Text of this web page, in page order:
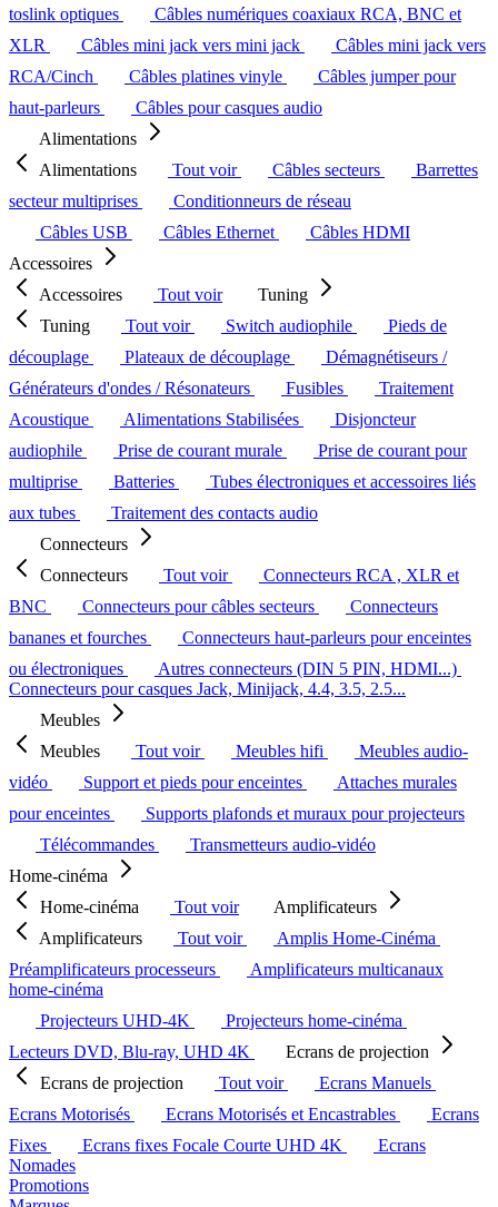
toslink optiques
Câbles numériques coaxiaux RCA, BNC et
XLR
Câbles mini jack vers mini jack
Câbles mini jack vers
RCA/Cinch
Câbles platines vinyle
Câbles jumper pour
haut-parleurs
Câbles pour casques audio
Alimentations
Alimentations
Tout voir Câbles secteurs
Barrettes
secteur multiprises
Conditionneurs de réseau
Câbles USB
Câbles Ethernet
Câbles HDMI
Accessoires
Accessoires
Tout voir
Tuning
Tuning
Tout voir Switch audiophile
Pieds de
découplage
Plateaux de découplage
Démagnétiseurs /
Générateurs d'ondes / Résonateurs
Fusibles
Traitement
Acoustique
Alimentations Stabilisées
Disjoncteur
audiophile
Prise de courant murale
Prise de courant pour
multiprise
Batteries
Tubes électroniques et accessoires liés
aux tubes
Traitement des contacts audio
Connecteurs
Connecteurs
Tout voir
Connecteurs RCA , XLR et
BNC
Connecteurs pour câbles secteurs
Connecteurs
bananes et fourches
Connecteurs haut-parleurs pour enceintes
ou électroniques
Autres connecteurs (DIN 5 PIN, HDMI...)
Connecteurs pour casques Jack, Minijack, 4.4, 3.5, 2.5...
Meubles
Meubles
Tout voir Meubles hifi
Meubles audio-
vidéo
Support et pieds pour enceintes
Attaches murales
pour enceintes
Supports plafonds et muraux pour projecteurs
Télécommandes
Transmetteurs audio-vidéo
Home-cinéma
Home-cinéma
Tout voir
Amplificateurs
Amplificateurs
Tout voir
Amplis Home-Cinéma
Préamplificateurs processeurs
Amplificateurs multicanaux
home-cinéma
Projecteurs UHD-4K
Projecteurs home-cinéma
Lecteurs DVD, Blu-ray, UHD 4K
Ecrans de projection
Ecrans de projection
Tout voir
Ecrans Manuels
Ecrans Motorisés
Ecrans Motorisés et Encastrables
Ecrans
Fixes
Ecrans fixes Focale Courte UHD 4K
Ecrans
Nomades
Promotions